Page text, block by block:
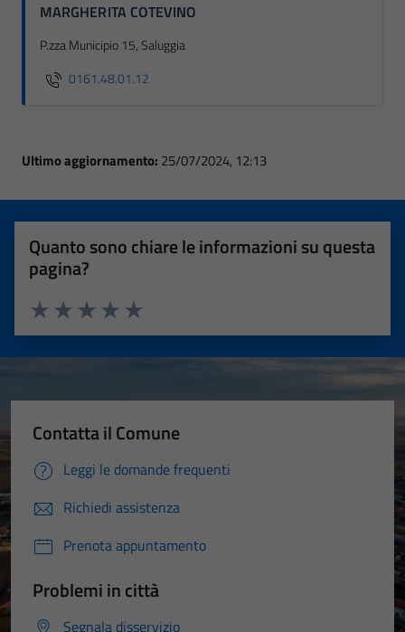
MARGHERITA COTEVINO
P.zza Municipio 15, Saluggia
0161.48.01.12
Ultimo aggiornamento: 25/07/2024, 12:13
Quanto sono chiare le informazioni su questa
pagina?
Valuta 5 stelle su 5
Valuta 4 stelle su 5
Valuta 3 stelle su 5
Valuta 2 stelle su 5
Valuta 1 stelle su 5
Contatta il Comune
Leggi le domande frequenti
Richiedi assistenza
Prenota appuntamento
Problemi in città
Segnala disservizio